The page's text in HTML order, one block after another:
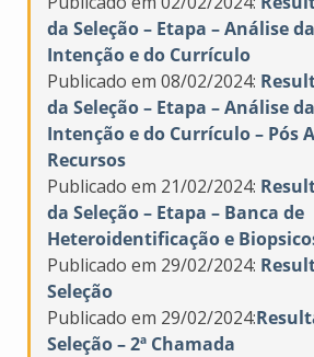
da Seleção – Etapa – Análise
Intenção e do Currículo
Publicado em 08/02/2024:
da Seleção – Etapa – Análise
Intenção e do Currículo – Pós
Recursos
Publicado em 21/02/2024:
da Seleção – Etapa – Banca de
Heteroidentificação e
Publicado em 29/02/2024:
Seleção
Publicado em 29/02/2024:
Seleção – 2ª Chamada